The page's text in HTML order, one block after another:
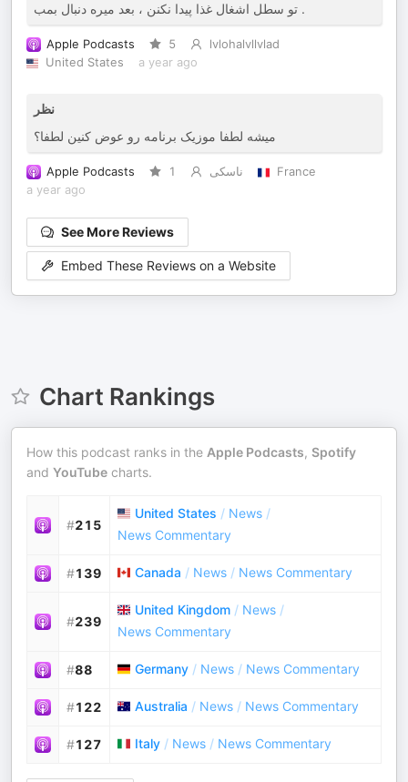
تو سطل اشغال غذا پیدا نکنن ، بعد میره دنبال بمب .
Apple Podcasts 5
lvlohalvllvlad
United States
a year ago
نظر
میشه لطفا موزیک برنامه رو عوض کنین لطفا؟
Apple Podcasts 1 ناسکی
France
a year ago
See More Reviews
Embed These Reviews on a Website
Chart Rankings
How this podcast ranks in the Apple Podcasts, Spotify
and YouTube charts.
#215
United States / News /
News Commentary
#139 Canada / News / News Commentary
#239
United Kingdom / News /
News Commentary
#88 Germany / News / News Commentary
#122 Australia / News / News Commentary
#127 Italy / News / News Commentary